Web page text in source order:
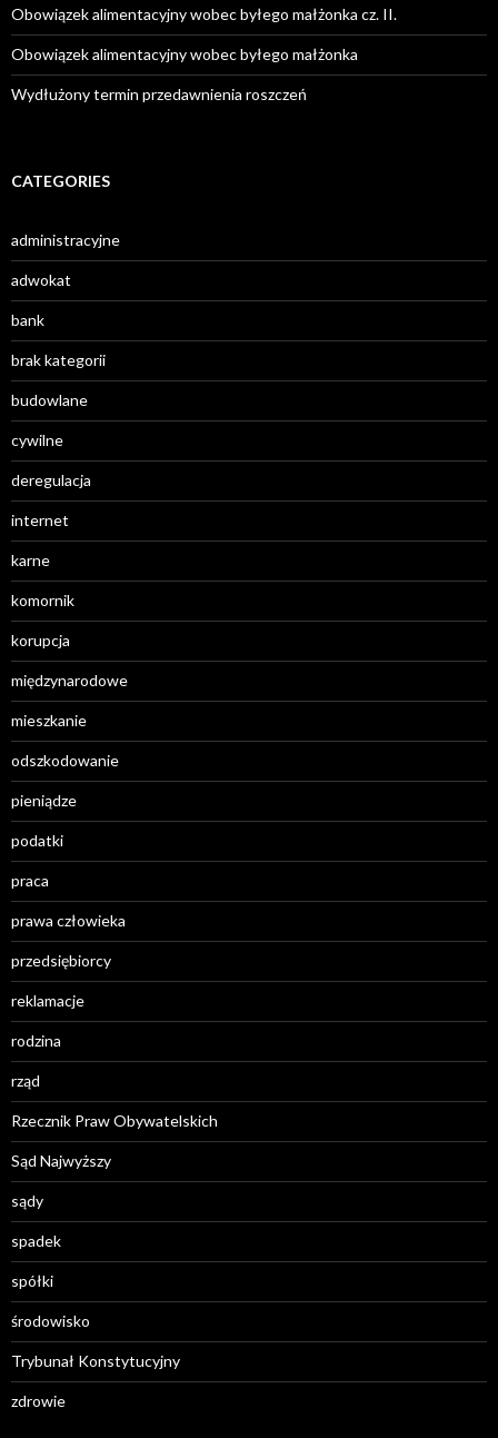
Obowiązek alimentacyjny wobec byłego małżonka cz. II.
Obowiązek alimentacyjny wobec byłego małżonka
Wydłużony termin przedawnienia roszczeń
CATEGORIES
administracyjne
adwokat
bank
brak kategorii
budowlane
cywilne
deregulacja
internet
karne
komornik
korupcja
międzynarodowe
mieszkanie
odszkodowanie
pieniądze
podatki
praca
prawa człowieka
przedsiębiorcy
reklamacje
rodzina
rząd
Rzecznik Praw Obywatelskich
Sąd Najwyższy
sądy
spadek
spółki
środowisko
Trybunał Konstytucyjny
zdrowie